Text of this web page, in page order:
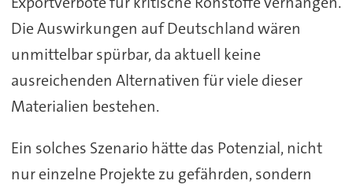
Die Auswirkungen auf Deutschland wären
unmittelbar spürbar, da aktuell keine
ausreichenden Alternativen für viele dieser
Materialien bestehen.
Ein solches Szenario hätte das Potenzial, nicht
nur einzelne Projekte zu gefährden, sondern